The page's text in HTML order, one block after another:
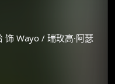
饰 Wayo / 瑞玫高·阿瑟